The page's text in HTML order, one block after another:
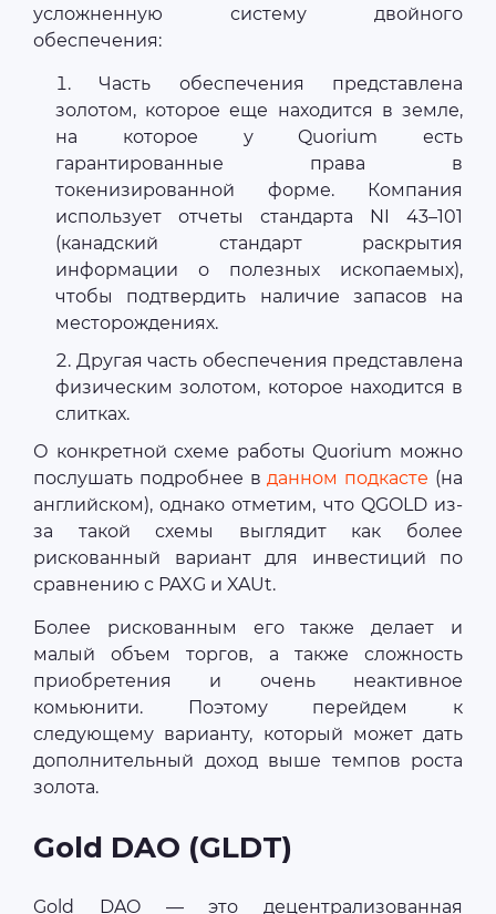
усложненную систему двойного
обеспечения:
Часть обеспечения представлена
золотом, которое еще находится в земле,
на которое у Quorium есть
гарантированные права в
токенизированной форме. Компания
использует отчеты стандарта NI 43–101
(канадский стандарт раскрытия
информации о полезных ископаемых),
чтобы подтвердить наличие запасов на
месторождениях.
Другая часть обеспечения представлена
физическим золотом, которое находится в
слитках.
О конкретной схеме работы Quorium можно
послушать подробнее вданном подкасте (на
английском), однако отметим, что QGOLD из-
за такой схемы выглядит как более
рискованный вариант для инвестиций по
сравнению с PAXG и XAUt.
Более рискованным его также делает и
малый объем торгов, а также сложность
приобретения и очень неактивное
комьюнити. Поэтому перейдем к
следующему варианту, который может дать
дополнительный доход выше темпов роста
золота.
Gold DAO (GLDT)
Gold DAO — это децентрализованная